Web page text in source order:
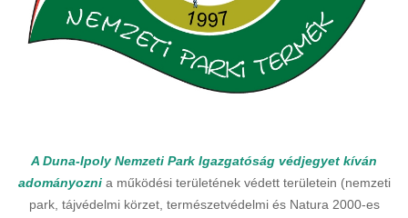
A Duna-Ipoly Nemzeti Park Igazgatóság védjegyet kíván
adományozni a működési területének védett területein (nemzeti
park, tájvédelmi körzet, természetvédelmi és Natura 2000-es